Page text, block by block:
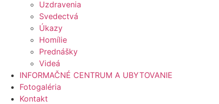
Uzdravenia
Svedectvá
Úkazy
Homílie
Prednášky
Videá
INFORMAČNÉ CENTRUM A UBYTOVANIE
Fotogaléria
Kontakt